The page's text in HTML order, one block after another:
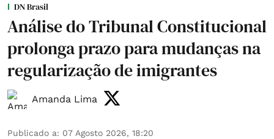
DN Brasil
Análise do Tribunal Constitucional
prolonga prazo para mudanças na
regularização de imigrantes
Amanda Lima
Publicado a: 07 Agosto 2026, 18:20